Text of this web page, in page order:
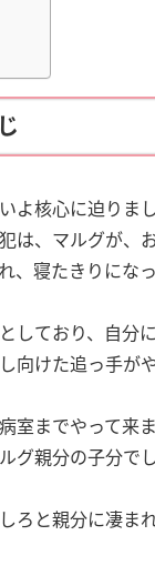
よ核心に迫りまし
は、マルグが、
、寝たきりにな
しており、自分
向けた追っ手がや
室までやって来ま
グ親分の子分でし
ろと親分に凄ま